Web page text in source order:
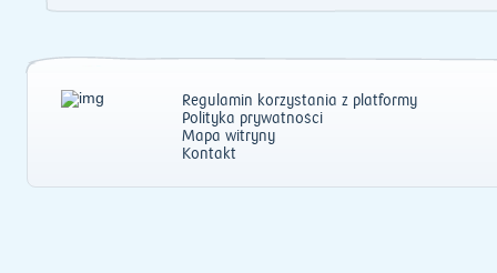
Regulamin korzystania z platformy
Polityka prywatności
Mapa witryny
Kontakt